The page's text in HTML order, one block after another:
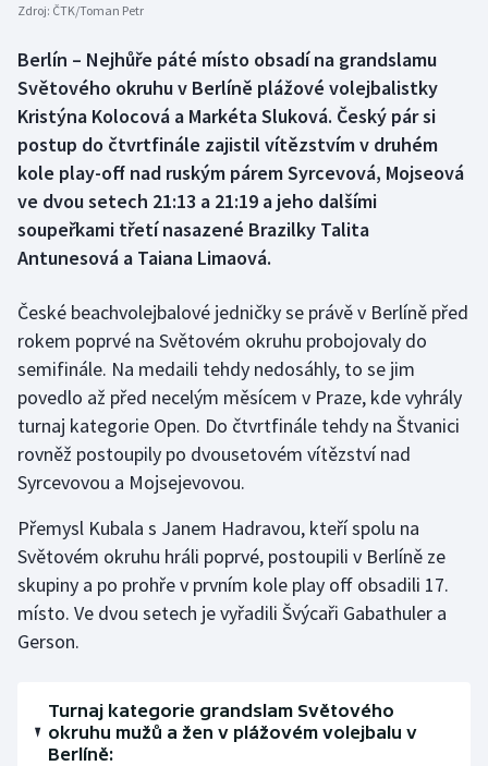
Box
Curling
Dostihy
Florbal
Futsal
Golf
Gymnastika
Házená
Judo
Krasobruslení
Lyže a snowboard
Zdroj: ČTK/Toman Petr
Berlín – Nejhůře páté místo obsadí na grandslamu
Světového okruhu v Berlíně plážové volejbalistky
Kristýna Kolocová a Markéta Sluková. Český pár si
postup do čtvrtfinále zajistil vítězstvím v druhém
kole play-off nad ruským párem Syrcevová, Mojseová
ve dvou setech 21:13 a 21:19 a jeho dalšími
soupeřkami třetí nasazené Brazilky Talita
Antunesová a Taiana Limaová.
České beachvolejbalové jedničky se právě v Berlíně před
rokem poprvé na Světovém okruhu probojovaly do
semifinále. Na medaili tehdy nedosáhly, to se jim
povedlo až před necelým měsícem v Praze, kde vyhrály
turnaj kategorie Open. Do čtvrtfinále tehdy na Štvanici
rovněž postoupily po dvousetovém vítězství nad
Syrcevovou a Mojsejevovou.
Přemysl Kubala s Janem Hadravou, kteří spolu na
Světovém okruhu hráli poprvé, postoupili v Berlíně ze
skupiny a po prohře v prvním kole play off obsadili 17.
místo. Ve dvou setech je vyřadili Švýcaři Gabathuler a
Gerson.
Turnaj kategorie grandslam Světového
okruhu mužů a žen v plážovém volejbalu v
Berlíně: